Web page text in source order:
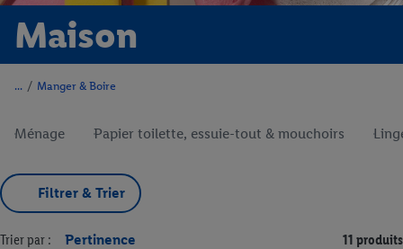
Maison
/ Manger & Boire
Ménage Papier toilette, essuie-tout & mouchoirs
Filtrer & Trier
Trier par : Pertinence 11 produits